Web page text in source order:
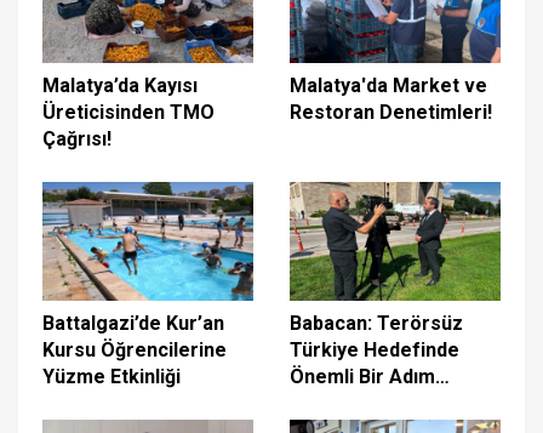
Malatya’da Kayısı
Üreticisinden TMO
Çağrısı!
Malatya'da Market ve
Restoran Denetimleri!
Battalgazi’de Kur’an
Kursu Öğrencilerine
Yüzme Etkinliği
Babacan: Terörsüz
Türkiye Hedefinde
Önemli Bir Adım